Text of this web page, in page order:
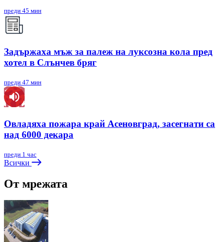
преди 45 мин
Задържаха мъж за палеж на луксозна кола пред
хотел в Слънчев бряг
преди 47 мин
Овладяха пожара край Асеновград, засегнати са
над 6000 декара
преди 1 час
Всички
От мрежата